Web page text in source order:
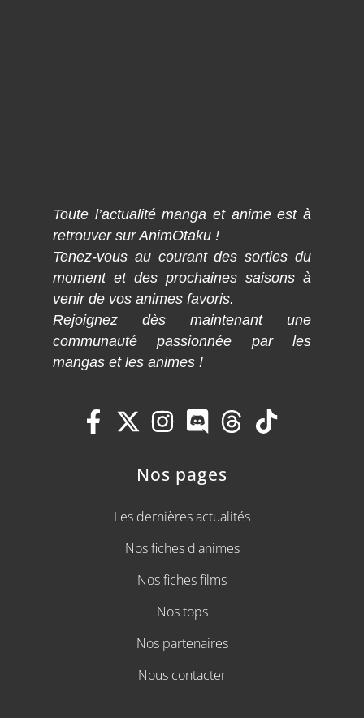
Toute l’actualité manga et anime est à
retrouver sur AnimOtaku !
Tenez-vous au courant des sorties du
moment et des prochaines saisons à
venir de vos animes favoris.
Rejoignez dès maintenant une
communauté passionnée par les
mangas et les animes !
Nos pages
Les dernières actualités
Nos fiches d'animes
Nos fiches films
Nos tops
Nos partenaires
Nous contacter